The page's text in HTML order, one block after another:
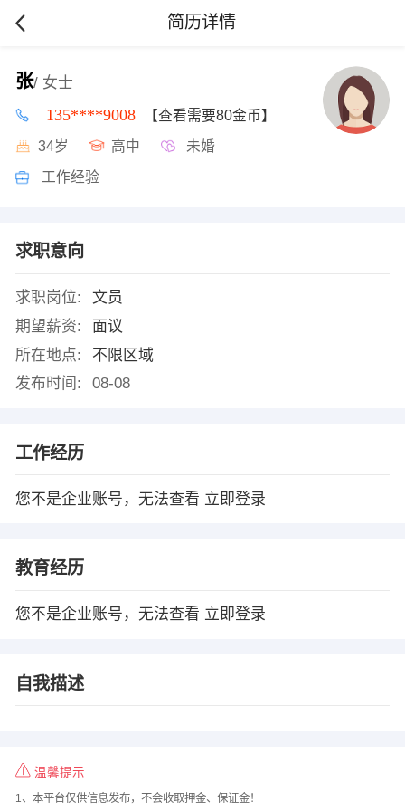
简历详情
张/ 女士
135****9008 【查看需要80金币】
34岁 高中 未婚
工作经验
求职意向
求职岗位:
文员
期望薪资:
面议
所在地点:
不限区域
发布时间:
08-08
工作经历
您不是企业账号，无法查看 立即登录
教育经历
您不是企业账号，无法查看 立即登录
自我描述
温馨提示
1、本平台仅供信息发布，不会收取押金、保证金！